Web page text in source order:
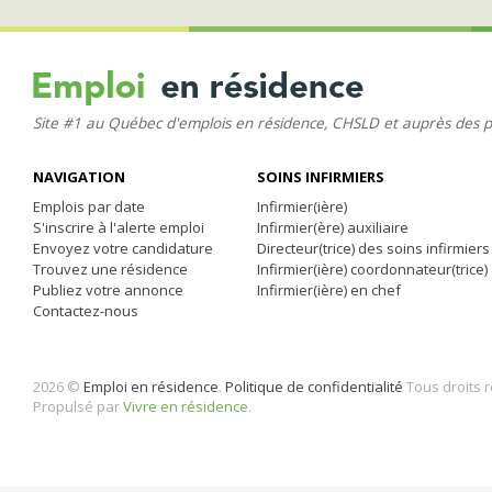
Site #1 au Québec d'emplois en résidence, CHSLD et auprès des
NAVIGATION
Emplois par date
S'inscrire à l'alerte emploi
Envoyez votre candidature
Trouvez une résidence
Publiez votre annonce
Contactez-nous
SOINS INFIRMIERS
Infirmier(ière)
Infirmier(ère) auxiliaire
Directeur(trice) des soins infirmiers
Infirmier(ière) coordonnateur(trice)
Infirmier(ière) en chef
2026 © Emploi en résidence. Politique de confidentialité Tous droits
Propulsé parVivre en résidence.